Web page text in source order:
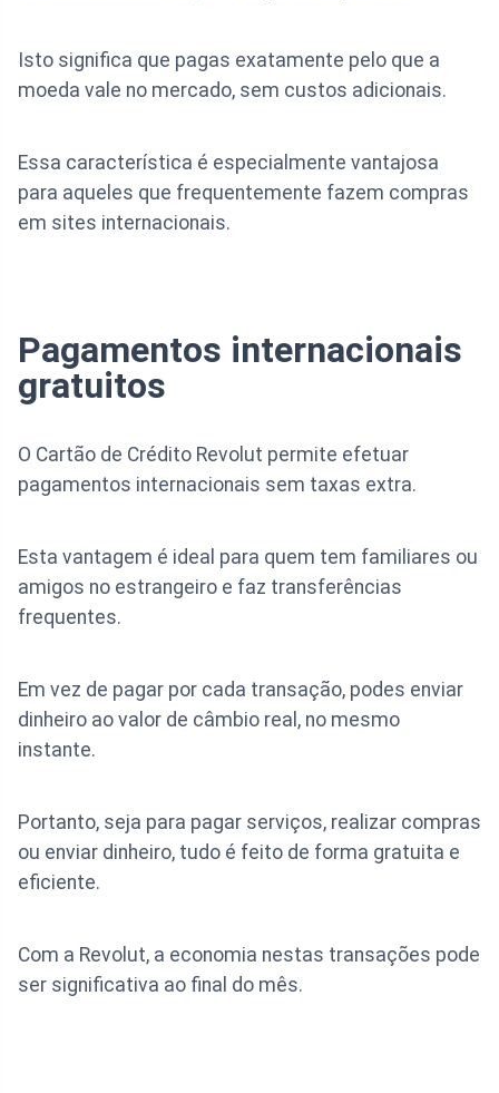
Isto significa que pagas exatamente pelo que a
moeda vale no mercado, sem custos adicionais.
Essa característica é especialmente vantajosa
para aqueles que frequentemente fazem compras
em sites internacionais.
Pagamentos internacionais
gratuitos
O Cartão de Crédito Revolut permite efetuar
pagamentos internacionais sem taxas extra.
Esta vantagem é ideal para quem tem familiares ou
amigos no estrangeiro e faz transferências
frequentes.
Em vez de pagar por cada transação, podes enviar
dinheiro ao valor de câmbio real, no mesmo
instante.
Portanto, seja para pagar serviços, realizar compras
ou enviar dinheiro, tudo é feito de forma gratuita e
eficiente.
Com a Revolut, a economia nestas transações pode
ser significativa ao final do mês.